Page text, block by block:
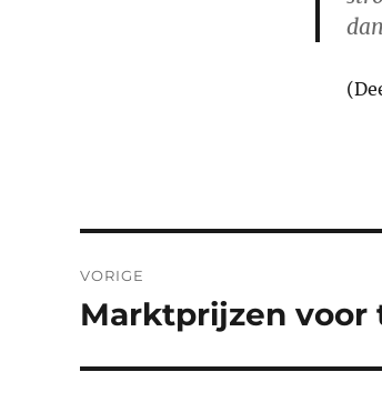
navigatie
VORIGE
Vorig
Marktprijzen voor